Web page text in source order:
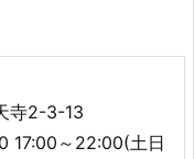
寺2-3-13
17:00～22:00(土日